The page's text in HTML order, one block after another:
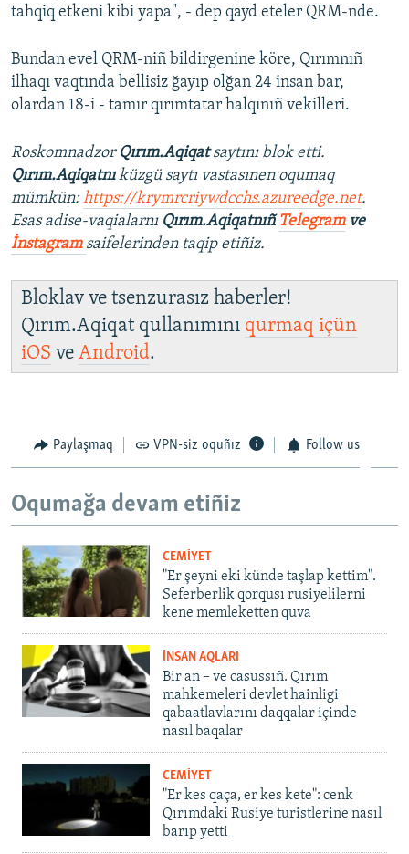
tahqiq etkeni kibi yapa", - dep qayd eteler QRM-nde.
Bundan evel QRM-niñ bildirgenine köre, Qırımnıñ
ilhaqı vaqtında bellisiz ğayıp olğan 24 insan bar,
olardan 18-i - tamır qırımtatar halqınıñ vekilleri.
Roskomnadzor Qırım.Aqiqatsaytını blok etti.
Qırım.Aqiqatnıküzgü saytı vastasınen oqumaq
mümkün:https://krymrcriywdcchs.azureedge.net.
Esas adise-vaqialarnı Qırım.AqiqatnıñTelegramve
İnstagram saifelerinden taqip etiñiz.
Bloklav ve tsenzurasız haberler!
Qırım.Aqiqat qullanımını qurmaq içün
iOS ve Android.
Paylaşmaq VPN-siz oquñız Follow us
Oqumağa devam etiñiz
CEMİYET
"Er şeyni eki künde taşlap kettim".
Seferberlik qorqusı rusiyelilerni
kene memleketten quva
İNSAN AQLARI
Bir an – ve casussıñ. Qırım
mahkemeleri devlet hainligi
qabaatlavlarını daqqalar içinde
nasıl baqalar
CEMİYET
"Er kes qaça, er kes kete": cenk
Qırımdaki Rusiye turistlerine nasıl
barıp yetti